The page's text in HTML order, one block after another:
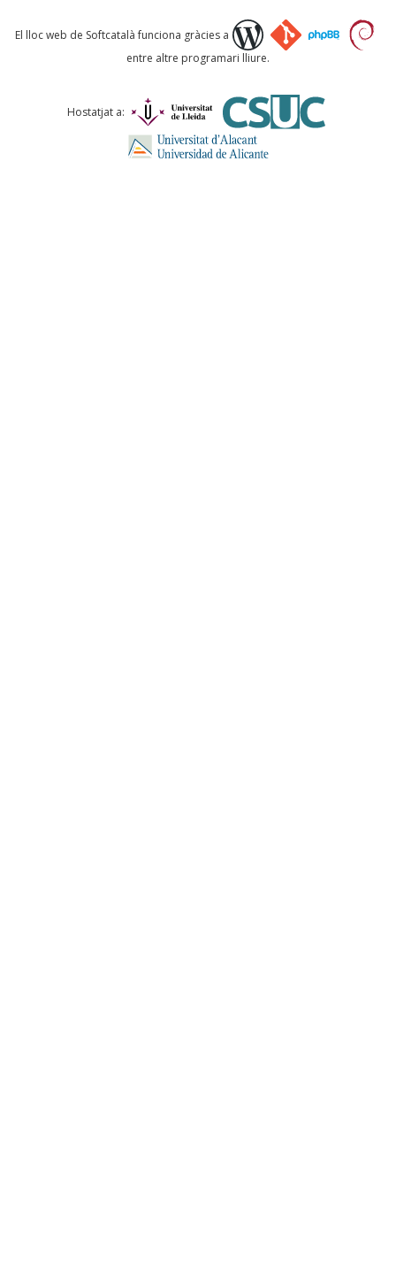
Què proposeu?
Comentari *
El lloc web de Softcatalà funciona gràcies a
entre altre programari lliure.
Hostatjat a: